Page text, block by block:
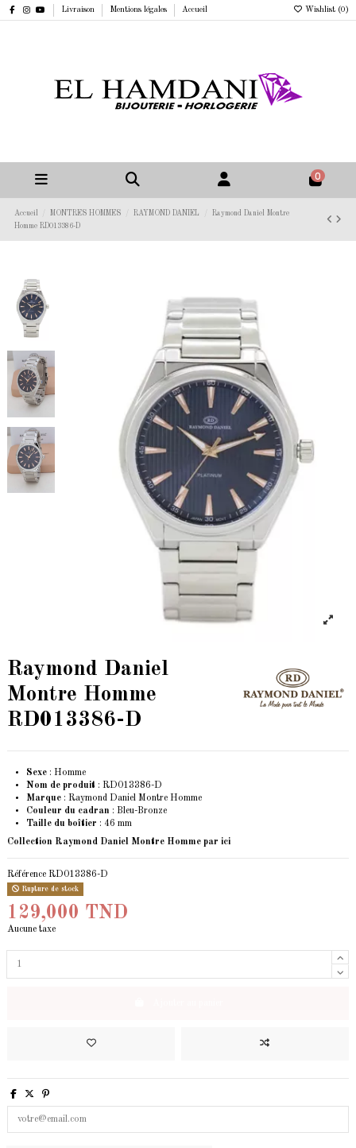
Livraison Mentions légales Accueil Wishlist (0 )
0
Accueil MONTRES HOMMES RAYMOND DANIEL
Raymond Daniel Montre
Homme RD013386-D
Raymond Daniel
Montre Homme
RD013386-D
Sexe : Homme
Nom de produit : RD013386-D
Marque : Raymond Daniel Montre Homme
Couleur du cadran : Bleu-Bronze
Taille du boîtier : 46 mm
Collection Raymond Daniel Montre Homme par ici
Référence RD013386-D
Rupture de stock
129,000 TND
Aucune taxe